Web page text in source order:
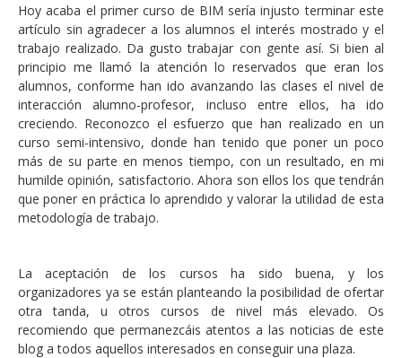
Hoy acaba el primer curso de BIM sería injusto terminar este
artículo sin agradecer a los alumnos el interés mostrado y el
trabajo realizado. Da gusto trabajar con gente así. Si bien al
principio me llamó la atención lo reservados que eran los
alumnos, conforme han ido avanzando las clases el nivel de
interacción alumno-profesor, incluso entre ellos, ha ido
creciendo. Reconozco el esfuerzo que han realizado en un
curso semi-intensivo, donde han tenido que poner un poco
más de su parte en menos tiempo, con un resultado, en mi
humilde opinión, satisfactorio. Ahora son ellos los que tendrán
que poner en práctica lo aprendido y valorar la utilidad de esta
metodología de trabajo.
La aceptación de los cursos ha sido buena, y los
organizadores ya se están planteando la posibilidad de ofertar
otra tanda, u otros cursos de nivel más elevado. Os
recomiendo que permanezcáis atentos a las noticias de este
blog a todos aquellos interesados en conseguir una plaza.